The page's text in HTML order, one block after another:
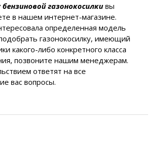
газонокосилкивы
в нашем интернет-магазине.
определенная модель
газонокосилку, имеющий
какого-либо конкретного класса
позвоните нашим менеджерам.
ответят на все
вас вопросы.